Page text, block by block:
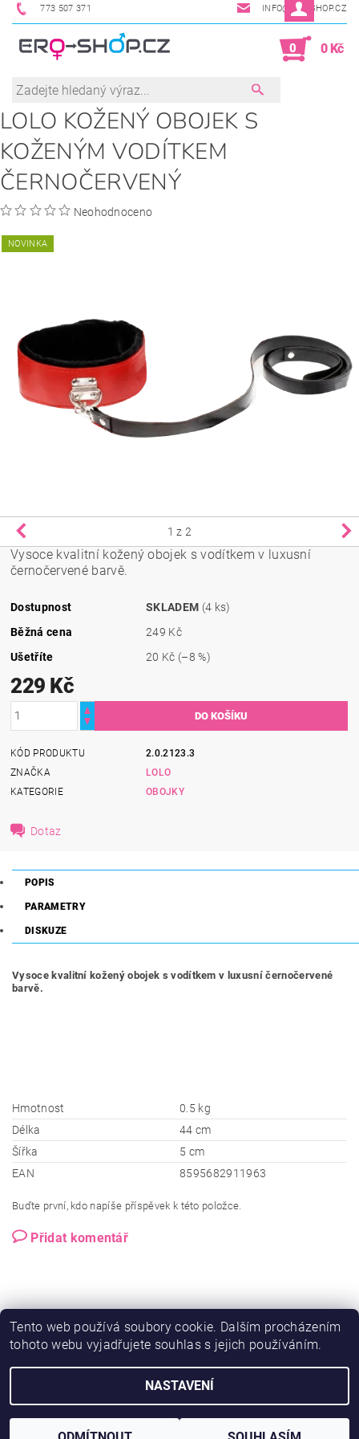
773 507 371 INFO@ERO-SHOP.CZ
0 0 Kč
LOLO KOŽENÝ OBOJEK S
KOŽENÝM VODÍTKEM
ČERNOČERVENÝ
Neohodnoceno
NOVINKA
1 z 2
Vysoce kvalitní kožený obojek s vodítkem v luxusní
černočervené barvě.
Dostupnost SKLADEM (4 ks)
Běžná cena
249 Kč
Ušetříte
20 Kč (–8 %)
229 Kč
KÓD PRODUKTU
2.0.2123.3
ZNAČKA
LOLO
KATEGORIE
OBOJKY
Dotaz
POPIS
PARAMETRY
DISKUZE
Vysoce kvalitní kožený obojek s vodítkem v luxusní černočervené
barvě.
Hmotnost
0.5 kg
Délka
44 cm
Šířka
5 cm
EAN
8595682911963
Buďte první, kdo napíše příspěvek k této položce.
Přidat komentář
Vytvořil Shoptet
Tento web používá soubory cookie. Dalším procházením
tohoto webu vyjadřujete souhlas s jejich používáním.
NASTAVENÍ